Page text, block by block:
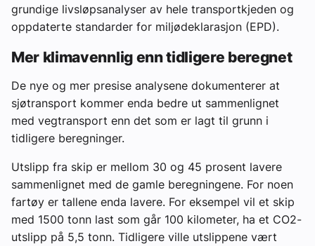
grundige livsløpsanalyser av hele transportkjeden og
oppdaterte standarder for miljødeklarasjon (EPD).
Mer klimavennlig enn tidligere beregnet
De nye og mer presise analysene dokumenterer at
sjøtransport kommer enda bedre ut sammenlignet
med vegtransport enn det som er lagt til grunn i
tidligere beregninger.
Utslipp fra skip er mellom 30 og 45 prosent lavere
sammenlignet med de gamle beregningene. For noen
fartøy er tallene enda lavere. For eksempel vil et skip
med 1500 tonn last som går 100 kilometer, ha et CO2-
utslipp på 5,5 tonn. Tidligere ville utslippene vært